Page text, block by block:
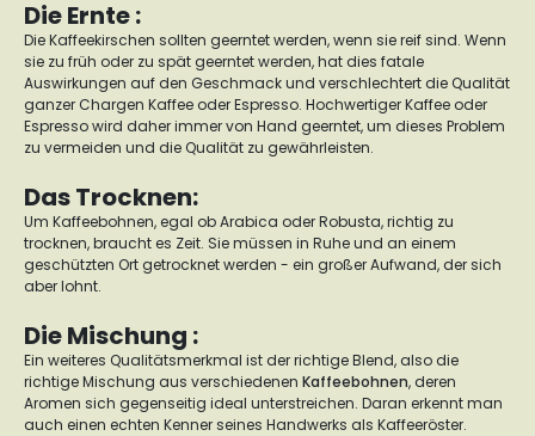
Die Ernte :
Die Kaffeekirschen sollten geerntet werden, wenn sie reif sind. Wenn
sie zu früh oder zu spät geerntet werden, hat dies fatale
Auswirkungen auf den Geschmack und verschlechtert die Qualität
ganzer Chargen Kaffee oder Espresso. Hochwertiger Kaffee oder
Espresso wird daher immer von Hand geerntet, um dieses Problem
zu vermeiden und die Qualität zu gewährleisten.
Das Trocknen:
Um Kaffeebohnen, egal ob Arabica oder Robusta, richtig zu
trocknen, braucht es Zeit. Sie müssen in Ruhe und an einem
geschützten Ort getrocknet werden - ein großer Aufwand, der sich
aber lohnt.
Die Mischung :
Ein weiteres Qualitätsmerkmal ist der richtige Blend, also die
richtige Mischung aus verschiedenen Kaffeebohnen, deren
Aromen sich gegenseitig ideal unterstreichen. Daran erkennt man
auch einen echten Kenner seines Handwerks als Kaffeeröster.